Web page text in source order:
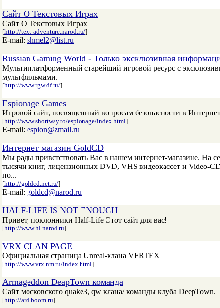
Сайт О Текстовых Играх
Сайт О Текстовых Играх
[http://text-adventure.narod.ru/]
E-mail: shmel2@list.ru
Russian Gaming World - Только эксклюзивная
Мультиплатформенный старейший игровой ресурс с
мультфильмами.
[http://www.rgw.df.ru/]
Espionage Games
Игровой сайт, посвященный вопросам безопасности в
[http://www.shortway.to/espionage/index.html]
E-mail: espion@zmail.ru
Интернет магазин GoldCD
Мы рады приветствовать Вас в нашем интернет-магазине. На
тысячи книг, лицензионных DVD, VHS видеокассет и Video-
по...
[http://goldcd.net.ru/]
E-mail: goldcd@narod.ru
HALF-LIFE IS NOT ENOUGH
Привет, поклонники Half-Life Этот сайт для вас!
[http://www.hl.narod.ru]
VRX CLAN PAGE
Официальная страница Unreal-клана VERTEX
[http://www.vrx.nm.ru/index.html]
Armageddon DeapTown команда
Сайт московского quake3, qw клана/ команды клуба DeepTown.
[http://ard.boom.ru]